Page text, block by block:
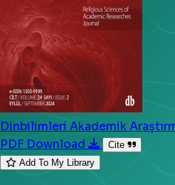
Dinbilimleri Akademik
PDF Download
Cite
Add To My Library